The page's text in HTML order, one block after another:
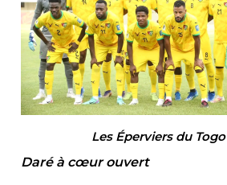
Les Éperviers du Togo
Daré à cœur ouvert